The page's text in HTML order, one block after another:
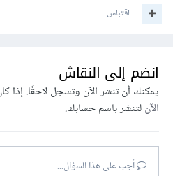
اقتباس
انضم إلى النقاش
يمكنك أن تنشر الآن وتسجل لاحقًا. إذا
الآنلتنشر باسم حسابك.
أجب على هذا السؤال...